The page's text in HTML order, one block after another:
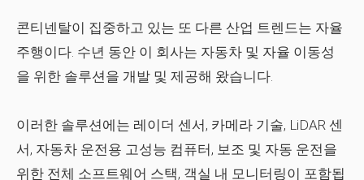
콘티넨탈이 집중하고 있는 또 다른 산업 트렌드는 자율
주행이다. 수년 동안 이 회사는 자동차 및 자율 이동성
을 위한 솔루션을 개발 및 제공해 왔습니다.
이러한 솔루션에는 레이더 센서, 카메라 기술, LiDAR 센
서, 자동차 운전용 고성능 컴퓨터, 보조 및 자동 운전을
위한 전체 소프트웨어 스택, 객실 내 모니터링이 포함됩